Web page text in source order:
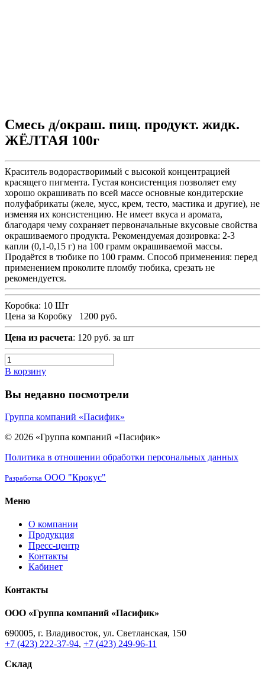
Смесь д/окраш. пищ. продукт. жидк.
ЖЁЛТАЯ 100г
Краситель водорастворимый с высокой концентрацией
красящего пигмента. Густая консистенция позволяет ему
хорошо окрашивать по всей массе основные кондитерские
полуфабрикаты (желе, мусс, крем, тесто, мастика и другие), не
изменяя их консистенцию. Не имеет вкуса и аромата,
благодаря чему сохраняет первоначальные вкусовые свойства
окрашиваемого продукта. Рекомендуемая дозировка: 2-3
капли (0,1-0,15 г) на 100 грамм окрашиваемой массы.
Продаётся в тюбике по 100 грамм. Способ применения: перед
применением проколите пломбу тюбика, срезать не
рекомендуется.
Коробка: 10 Шт
Цена за Коробку
1200 руб.
Цена из расчета: 120 руб. за шт
В корзину
Вы недавно посмотрели
Группа компаний «Пасифик»
© 2026 «Группа компаний «Пасифик»
Политика в отношении обработки персональных данных
Разработка ООО "Крокус"
Меню
О компании
Продукция
Пресс-центр
Контакты
Кабинет
Контакты
ООО «Группа компаний «Пасифик»
690005, г. Владивосток, ул. Светланская, 150
+7 (423) 222-37-94, +7 (423) 249-96-11
Склад